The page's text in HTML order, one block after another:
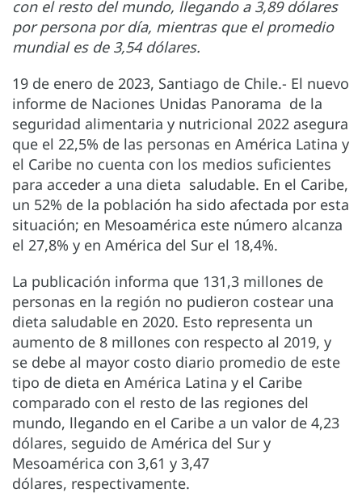
con el resto del mundo, llegando a 3,89 dólares
por persona por día, mientras que el promedio
mundial es de 3,54 dólares.
19 de enero de 2023, Santiago de Chile.- El nuevo
informe de Naciones Unidas Panorama de la
seguridad alimentaria y nutricional 2022 asegura
que el 22,5% de las personas en América Latina y
el Caribe no cuenta con los medios suficientes
para acceder a una dieta saludable. En el Caribe,
un 52% de la población ha sido afectada por esta
situación; en Mesoamérica este número alcanza
el 27,8% y en América del Sur el 18,4%.
La publicación informa que 131,3 millones de
personas en la región no pudieron costear una
dieta saludable en 2020. Esto representa un
aumento de 8 millones con respecto al 2019, y
se debe al mayor costo diario promedio de este
tipo de dieta en América Latina y el Caribe
comparado con el resto de las regiones del
mundo, llegando en el Caribe a un valor de 4,23
dólares, seguido de América del Sur y
Mesoamérica con 3,61 y 3,47
dólares, respectivamente.